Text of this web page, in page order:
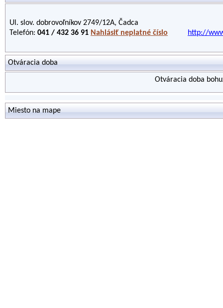
Ul. slov. dobrovoľníkov 2749/12A, Čadca
Telefón: 041 / 432 36 91 Nahlásiť neplatné číslo http://
Otváracia doba
Otváracia doba
Miesto na mape